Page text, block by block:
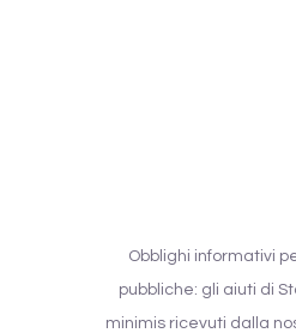
Obblighi informativi
pubbliche: gli aiuti di
minimis ricevuti dalla